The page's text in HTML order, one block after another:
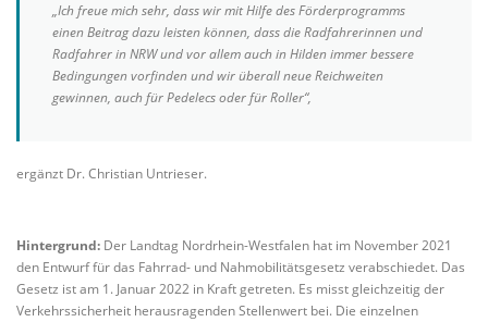
„Ich freue mich sehr, dass wir mit Hilfe des Förderprogramms
einen Beitrag dazu leisten können, dass die Radfahrerinnen und
Radfahrer in NRW und vor allem auch in Hilden immer bessere
Bedingungen vorfinden und wir überall neue Reichweiten
gewinnen, auch für Pedelecs oder für Roller“,
ergänzt Dr. Christian Untrieser.
Hintergrund: Der Landtag Nordrhein-Westfalen hat im November 2021
den Entwurf für das Fahrrad- und Nahmobilitätsgesetz verabschiedet. Das
Gesetz ist am 1. Januar 2022 in Kraft getreten. Es misst gleichzeitig der
Verkehrssicherheit herausragenden Stellenwert bei. Die einzelnen